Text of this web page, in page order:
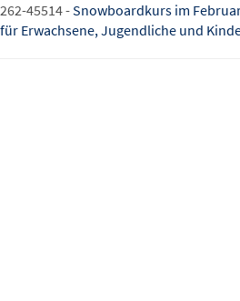
262-45514 -Snowboardkurs im
für Erwachsene, Jugendliche und